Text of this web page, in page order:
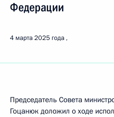
Федерации
4 марта 2025 года
Председатель Совета
Гоцанюк доложил о ходе